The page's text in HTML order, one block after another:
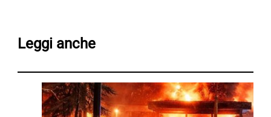
Leggi anche